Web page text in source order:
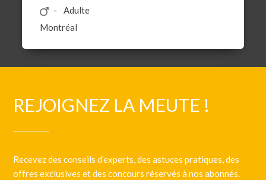
Adulte
Montréal
REJOIGNEZ LA MEUTE !
Recevez des conseils d’experts, des astuces pratiques, des
offres exclusives et des concours réservés à nos abonnés.